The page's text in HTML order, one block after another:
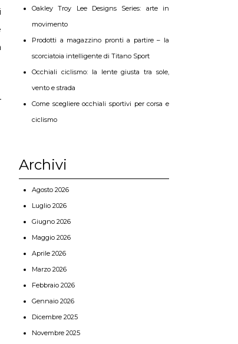
Oakley Troy Lee Designs Series: arte in
movimento
Prodotti a magazzino pronti a partire – la
scorciatoia intelligente di Titano Sport
Occhiali ciclismo: la lente giusta tra sole,
vento e strada
Come scegliere occhiali sportivi per corsa e
ciclismo
Archivi
Agosto 2026
Luglio 2026
Giugno 2026
Maggio 2026
Aprile 2026
Marzo 2026
Febbraio 2026
Gennaio 2026
Dicembre 2025
Novembre 2025